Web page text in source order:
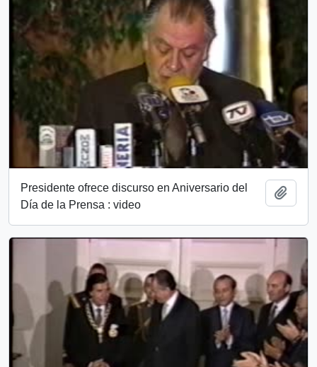
Presidente ofrece discurso en Aniversario del
Día de la Prensa : video